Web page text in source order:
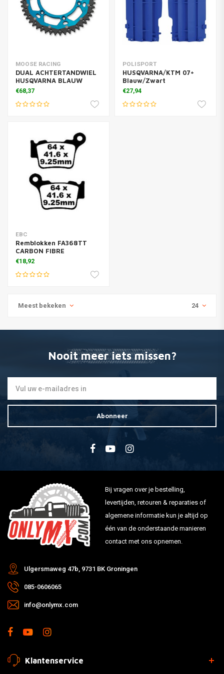
MOOSE RACING
DUAL ACHTERTANDWIEL
HUSQVARNA BLAUW
€68,37
POLISPORT
HUSQVARNA/KTM 07+
Blauw/Zwart
€27,94
EBC
Remblokken FA368TT
CARBON FIBRE
€18,92
Meest bekeken 24
Nooit meer iets missen?
Abonneer
Bij vragen over je bestelling,
levertijden, retouren & reparaties of
algemene informatie kun je altijd op
één van de onderstaande manieren
contact met ons opnemen.
Ulgersmaweg 47b, 9731 BK Groningen
085-0606065
info@onlymx.com
Klantenservice